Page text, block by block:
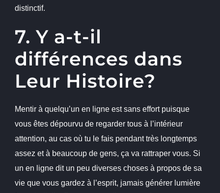
distinctif.
7. Y a-t-il
différences dans
Leur Histoire?
Mentir à quelqu’un en ligne est sans effort puisque
vous êtes dépourvu de regarder tous à l’intérieur
attention, au cas où tu le fais pendant très longtemps
assez et à beaucoup de gens, ça va rattraper vous. Si
un en ligne dit un peu diverses choses à propos de sa
vie que vous gardez à l’esprit, jamais générer lumière